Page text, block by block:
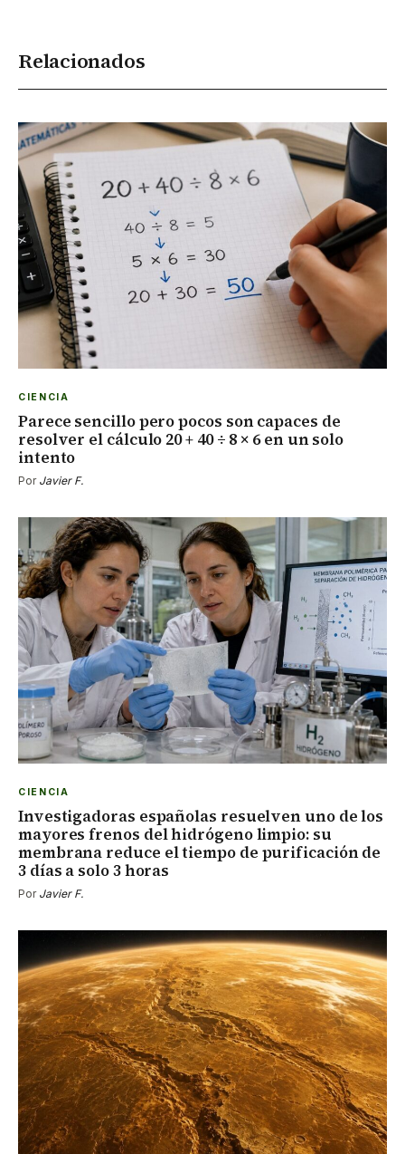
Relacionados
CIENCIA
Parece sencillo pero pocos son capaces de
resolver el cálculo 20 + 40 ÷ 8 × 6 en un solo
intento
Por Javier F.
CIENCIA
Investigadoras españolas resuelven uno de los
mayores frenos del hidrógeno limpio: su
membrana reduce el tiempo de purificación de
3 días a solo 3 horas
Por Javier F.